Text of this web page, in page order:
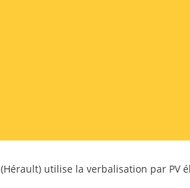
(Hérault) utilise la verbalisation par PV